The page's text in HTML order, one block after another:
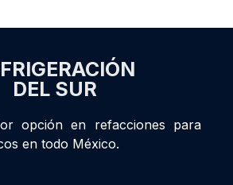
DEL SUR
opción en refacciones para
en todo México.